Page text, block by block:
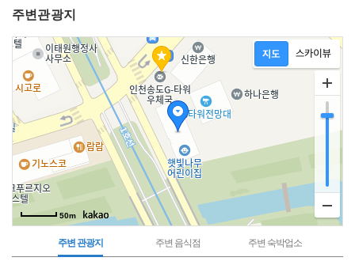
주변관광지
지도영역
50m
주변 관광지 주변 음식점 주변 숙박업소